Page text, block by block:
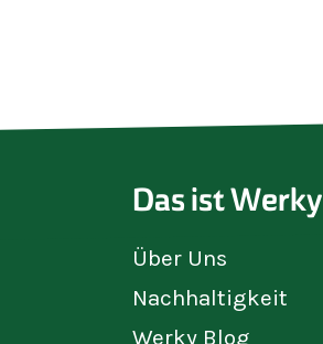
Das ist Werky
Über Uns
Nachhaltigkeit
Werky Blog